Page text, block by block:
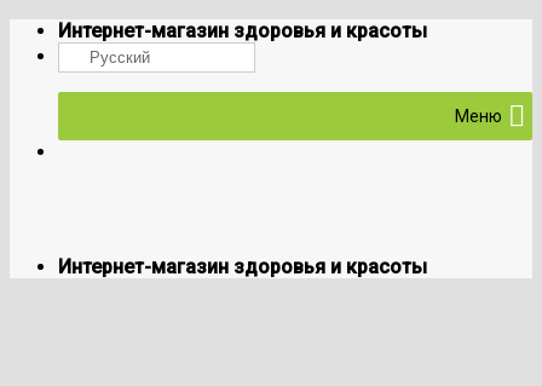
Skip
content
Интернет-магазин здоровья и красоты
Русский
Меню
Интернет-магазин здоровья и красоты